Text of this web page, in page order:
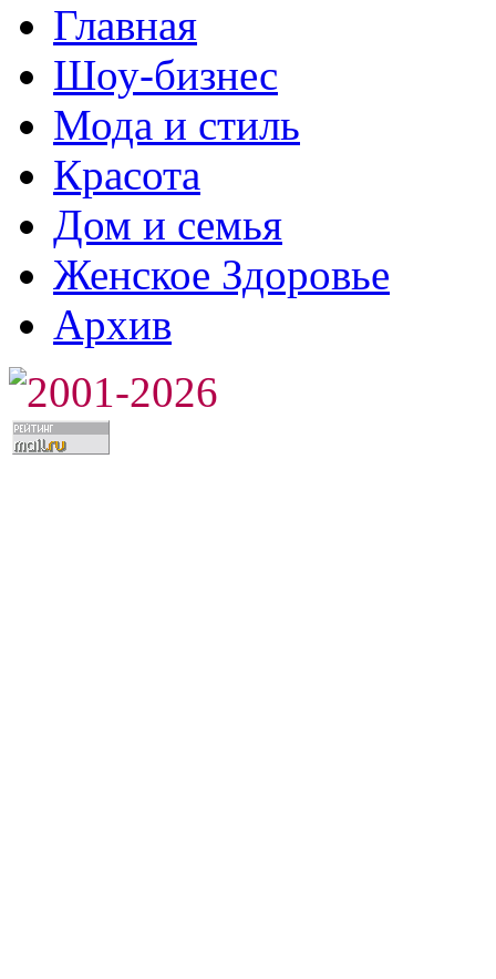
Главная
Шоу-бизнес
Мода и стиль
Красота
Дом и семья
Женское Здоровье
Архив
2001-2026